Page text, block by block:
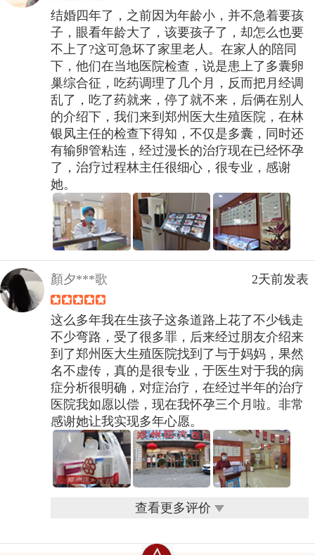
结婚四年了，之前因为年龄小，并不急着要孩
子，眼看年龄大了，该要孩子了，却怎么也要
不上了?这可急坏了家里老人。在家人的陪同
下，他们在当地医院检查，说是患上了多囊卵
巢综合征，吃药调理了几个月，反而把月经调
乱了，吃了药就来，停了就不来，后俩在别人
的介绍下，我们来到郑州医大生殖医院，在林
银凤主任的检查下得知，不仅是多囊，同时还
有输卵管粘连，经过漫长的治疗现在已经怀孕
了，治疗过程林主任很细心，很专业，感谢
她。
顏夕***歌 2天前发表
这么多年我在生孩子这条道路上花了不少钱走
不少弯路，受了很多罪，后来经过朋友介绍来
到了郑州医大生殖医院找到了与于妈妈，果然
名不虚传，真的是很专业，于医生对于我的病
症分析很明确，对症治疗，在经过半年的治疗
医院我如愿以偿，现在我怀孕三个月啦。非常
感谢她让我实现多年心愿。
查看更多评价